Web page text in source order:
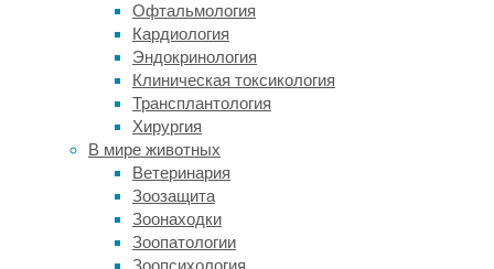
Офтальмология
Кардиология
Эндокринология
Клиническая токсикология
Трансплантология
Хирургия
В мире животных
Ветеринария
Зоозащита
Зоонаходки
Зоопатологии
Зоопсихология
частного
дома
вопрос
достоин
внимания,
если
учесть
необходимость
стабильной
бытовой